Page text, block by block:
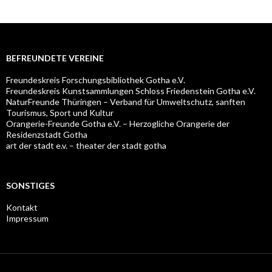
BEFREUNDETE VEREINE
Freundeskreis Forschungsbibliothek Gotha e.V.
Freundeskreis Kunstsammlungen Schloss Friedenstein Gotha e.V.
NaturFreunde Thüringen – Verband für Umweltschutz, sanften
Tourismus, Sport und Kultur
Orangerie-Freunde Gotha e.V. – Herzogliche Orangerie der
Residenzstadt Gotha
art der stadt e.v. – theater der stadt gotha
SONSTIGES
Kontakt
Impressum